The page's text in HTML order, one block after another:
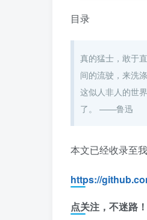
目录
真的猛士，敢于
间的流驶，来洗
这似人非人的世
了。 ——鲁迅
本文已经收录至
https://
点关注，不迷路